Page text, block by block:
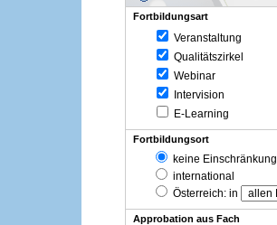
Fortbildungsart
Veranstaltung
Qualitätszirkel
Webinar
Intervision
E-Learning
Fortbildungsort
keine Einschränkung
international
Österreich: in
Approbation aus Fach